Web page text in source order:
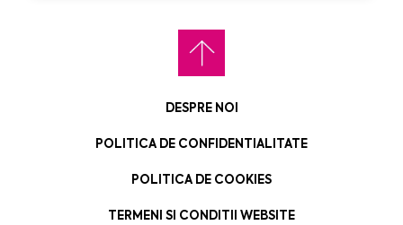
DESPRE NOI
POLITICA DE CONFIDENTIALITATE
POLITICA DE COOKIES
TERMENI SI CONDITII WEBSITE